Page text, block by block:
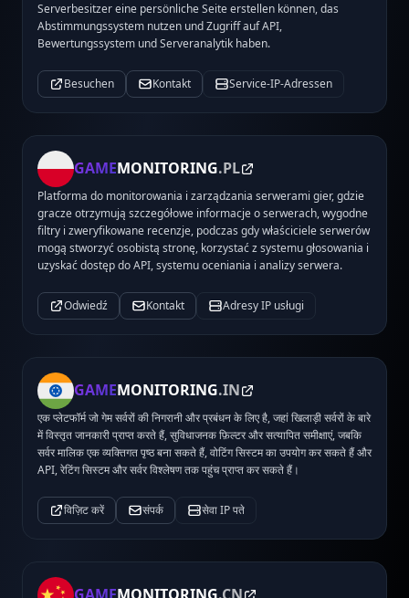
Serverbesitzer eine persönliche Seite erstellen können, das
Abstimmungssystem nutzen und Zugriff auf API,
Bewertungssystem und Serveranalytik haben.
Besuchen Kontakt Service-IP-Adressen
GAMEMONITORING.PL
Platforma do monitorowania i zarządzania serwerami gier, gdzie
gracze otrzymują szczegółowe informacje o serwerach, wygodne
filtry i zweryfikowane recenzje, podczas gdy właściciele serwerów
mogą stworzyć osobistą stronę, korzystać z systemu głosowania i
uzyskać dostęp do API, systemu oceniania i analizy serwera.
Odwiedź Kontakt Adresy IP usługi
GAMEMONITORING.IN
एक प्लेटफॉर्म जो गेम सर्वरों की निगरानी और प्रबंधन के लिए है, जहां खिलाड़ी सर्वरों के बारे
में विस्तृत जानकारी प्राप्त करते हैं, सुविधाजनक फ़िल्टर और सत्यापित समीक्षाएं, जबकि
सर्वर मालिक एक व्यक्तिगत पृष्ठ बना सकते हैं, वोटिंग सिस्टम का उपयोग कर सकते हैं और
API, रेटिंग सिस्टम और सर्वर विश्लेषण तक पहुंच प्राप्त कर सकते हैं।
विज़िट करें संपर्क सेवा IP पते